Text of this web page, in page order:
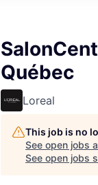
Québec
Loreal
This job is no
See open jobs
See open jobs